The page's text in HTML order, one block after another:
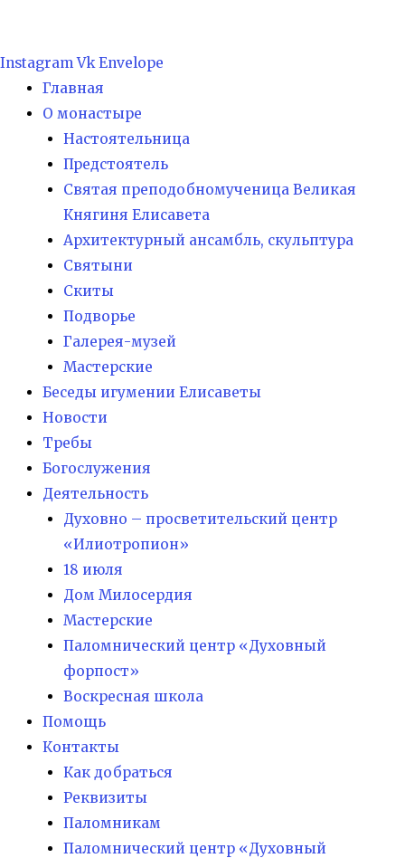
Instagram Vk Envelope
Главная
О монастыре
Настоятельница
Предстоятель
Святая преподобномученица Великая
Княгиня Елисавета
Архитектурный ансамбль, скульптура
Святыни
Скиты
Подворье
Галерея-музей
Мастерские
Беседы игумении Елисаветы
Новости
Требы
Богослужения
Деятельность
Духовно – просветительский центр
«Илиотропион»
18 июля
Дом Милосердия
Мастерские
Паломнический центр «Духовный
форпост»
Воскресная школа
Помощь
Контакты
Как добраться
Реквизиты
Паломникам
Паломнический центр «Духовный